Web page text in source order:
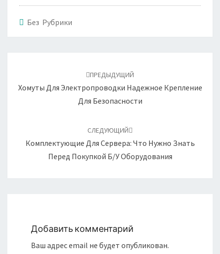
Без Рубрики
записям
ПРЕДЫДУЩИЙ
Хомуты Для Электропроводки Надежное Крепление
Для Безопасности
СЛЕДУЮЩИЙ
Комплектующие Для Сервера: Что Нужно Знать
Перед Покупкой Б/У Оборудования
Добавить комментарий
Ваш адрес email не будет опубликован.